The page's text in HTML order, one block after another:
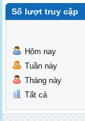
Số lượt truy cập
Hôm nay
Tuần này
Tháng này
Tất cả